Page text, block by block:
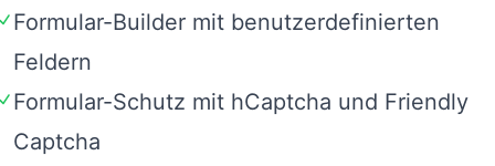
Formular-Builder mit benutzerdefinierten
Feldern
Formular-Schutz mit hCaptcha und Friendly
Captcha